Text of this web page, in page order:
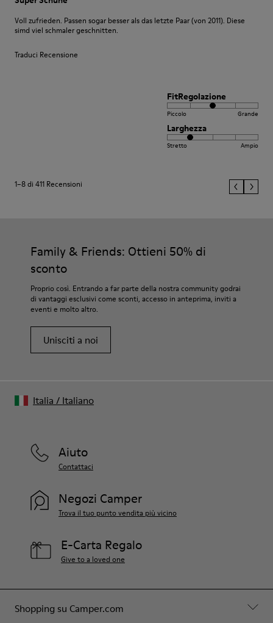
Voll zufrieden. Passen sogar besser als das letzte Paar (von 2011). Diese
simd viel schmaler geschnitten.
Traduci Recensione
FitRegolazione
Piccolo Grande
Larghezza
Stretto Ampio
1–8 di 411 Recensioni
Family & Friends: Ottieni 50% di
sconto
Proprio così. Entrando a far parte della nostra community godrai
di vantaggi esclusivi come sconti, accesso in anteprima, inviti a
eventi e molto altro.
Unisciti a noi
Shopping su Camper.com
Aiuto
Contattaci
Negozi Camper
Trova il tuo punto vendita più vicino
E-Carta Regalo
Give to a loved one
Italia / Italiano